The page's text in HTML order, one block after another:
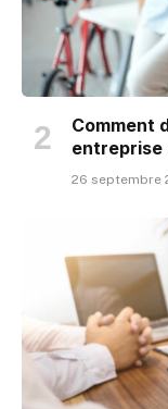
Comment
entreprise
26 septembre